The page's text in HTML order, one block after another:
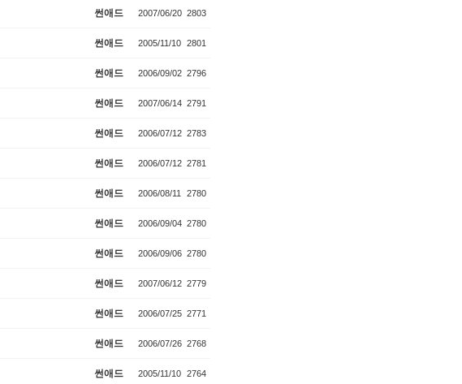
썬애드 2007/06/20 2803
썬애드 2005/11/10 2801
썬애드 2006/09/02 2796
썬애드 2007/06/14 2791
썬애드 2006/07/12 2783
썬애드 2006/07/12 2781
썬애드 2006/08/11 2780
썬애드 2006/09/04 2780
썬애드 2006/09/06 2780
썬애드 2007/06/12 2779
썬애드 2006/07/25 2771
썬애드 2006/07/26 2768
썬애드 2005/11/10 2764